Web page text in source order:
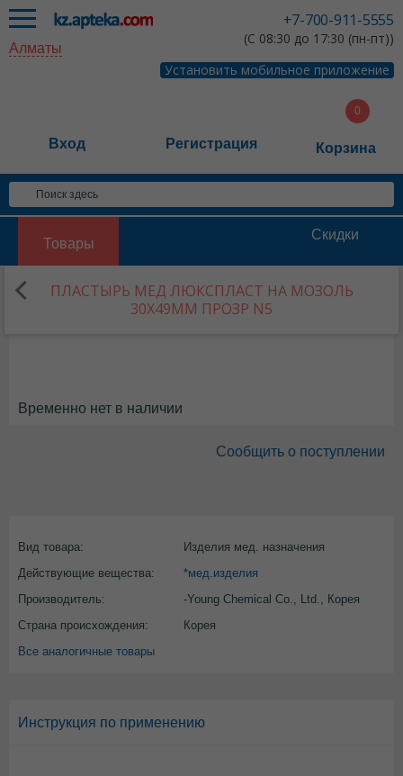
+7-700-911-5555
(С 08:30 до 17:30 (пн-пт))
Установить мобильное приложение
Алматы
Вход Регистрация Корзина
Товары
Скидки
ПЛАСТЫРЬ МЕД ЛЮКСПЛАСТ НА МОЗОЛЬ
30Х49ММ ПРОЗР N5
Временно нет в наличии
Сообщить о поступлении
Вид товара:
Изделия мед. назначения
Действующие вещества:
*мед.изделия
Производитель:
-Young Chemical Co., Ltd., Корея
Страна происхождения:
Корея
Все аналогичные товары
Инструкция по применению